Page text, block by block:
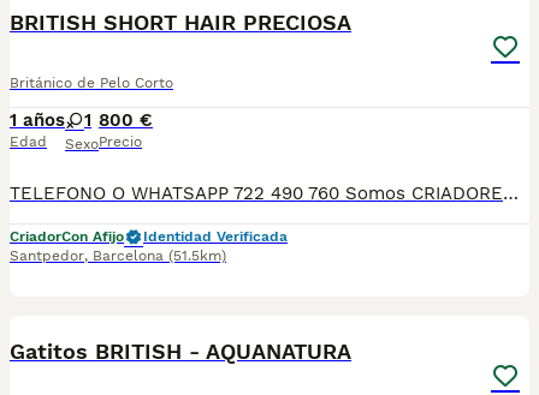
BRITISH SHORT HAIR PRECIOSA
Británico de Pelo Corto
1 años
Edad
1
Sexo
800 €
Precio
TELEFONO O WHATSAPP 722 490 760 Somos CRIADORES PROFESIONALES, CON NÚCLEO ZOOLÓGICO PROPIO. Seleccionamos para tener los mejores ejemplares tanto a nivel morfología como a nivel de salud y comportamiento. Nuestros cachorros crecen en un ambiente familiar, con unas condiciones higiénico-sanitarias excepcionales y totalmente socializados, tanto con otros animales como con las personas, para garantizar su bienestar animal. No dudes en consultar sobre disponibilidad de entrega, reserva y sus características, Nuestros cachorros se entregan: DESPARASITADOS INTERNA Y EXTERNAMENTE CON SUS VACUNAS AL DÍA CORRESPONDIENTES POR EDAD CARTILLA DE VACUNACIÓN Y GARANTIA COMPLETA DE SALUD ( VÍRICAS, GENÉTICAS Y HEREDITARIASñ) POR ESCRITO! PARA MAS INFORMACIÓN, FOTOS/VIDEOS O CONSULTAS LLAMANOS O ESCRIBENOS POR WHATSAPP AL 722 490 760 POSIBILIDAD DE ENTREGA PERSONALIZADA A DOMICILIO EN TODO EL TERRITORIO NACIONAL.
CriadorCon Afijo
Identidad Verificada
Santpedor, Barcelona (51.5km)
Gatitos BRITISH - AQUANATURA